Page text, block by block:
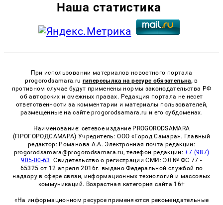
Наша статистика
При использовании материалов новостного портала
progorodsamara.ru гиперссылка на ресурс обязательна, в
противном случае будут применены нормы законодательства РФ
об авторских и смежных правах. Редакция портала не несет
ответственности за комментарии и материалы пользователей,
размещенные на сайте progorodsamara.ru и его субдоменах.
Наименование: сетевое издание PROGORODSAMARA
(ПРОГОРОДСАМАРА) Учредитель: ООО «Город Самара». Главный
редактор: Романова А.А. Электронная почта редакции:
progorodsamara@progorodsamara.ru, телефон редакции:+7 (987)
905-00-63 . Свидетельство о регистрации СМИ: ЭЛ № ФС 77 -
65325 от 12 апреля 2016г. выдано Федеральной службой по
надзору в сфере связи, информационных технологий и массовых
коммуникаций. Возрастная категория сайта 16+
«На информационном ресурсе применяются рекомендательные